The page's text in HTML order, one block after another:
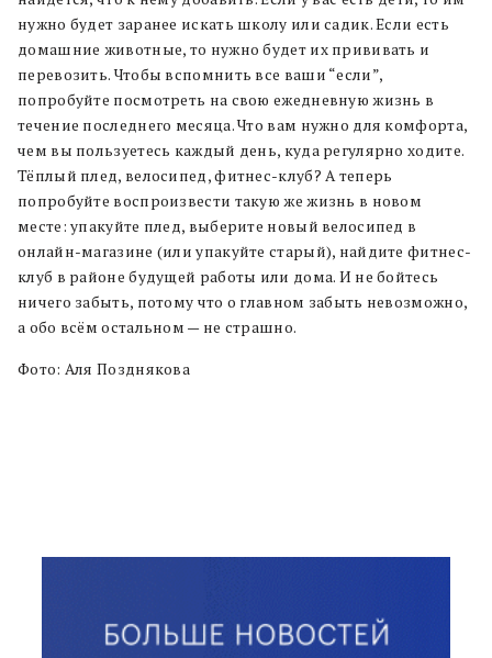
нужно будет заранее искать школу или садик. Если есть
домашние животные, то нужно будет их прививать и
перевозить. Чтобы вспомнить все ваши “если”,
попробуйте посмотреть на свою ежедневную жизнь в
течение последнего месяца. Что вам нужно для комфорта,
чем вы пользуетесь каждый день, куда регулярно ходите.
Тёплый плед, велосипед, фитнес-клуб? А теперь
попробуйте воспроизвести такую же жизнь в новом
месте: упакуйте плед, выберите новый велосипед в
онлайн-магазине (или упакуйте старый), найдите фитнес-
клуб в районе будущей работы или дома. И не бойтесь
ничего забыть, потому что о главном забыть невозможно,
а обо всём остальном — не страшно.
Фото: Аля Позднякова